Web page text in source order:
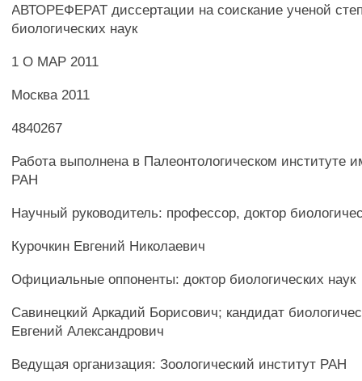
АВТОРЕФЕРАТ диссертации на соискание ученой
биологических наук
1 О МАР 2011
Москва 2011
4840267
Работа выполнена в Палеонтологическом институте
РАН
Научный руководитель: профессор, доктор
Курочкин Евгений Николаевич
Официальные оппоненты: доктор биологических наук
Савинецкий Аркадий Борисович; кандидат
Евгений Александрович
Ведущая организация: Зоологический институт РАН